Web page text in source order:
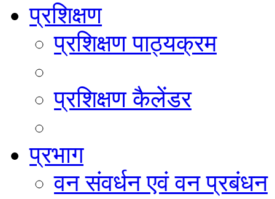
प्रशिक्षण
प्रशिक्षण पाठ्यक्रम
प्रशिक्षण कैलेंडर
प्रभाग
वन संवर्धन एवं वन प्रबंधन